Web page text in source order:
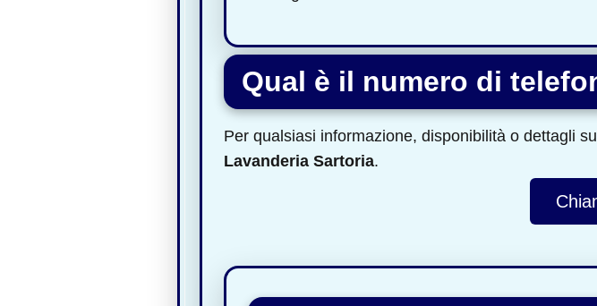
Qual è il numero di
Per qualsiasi informazione, disponibilità o dettagli
Lavanderia Sartoria.